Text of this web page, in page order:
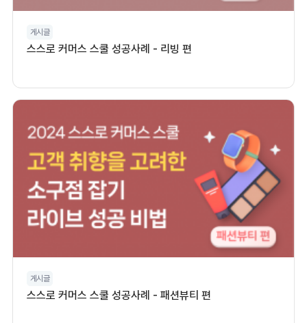
게시글
스스로 커머스 스쿨 성공사례 - 리빙 편
게시글
스스로 커머스 스쿨 성공사례 - 패션뷰티 편